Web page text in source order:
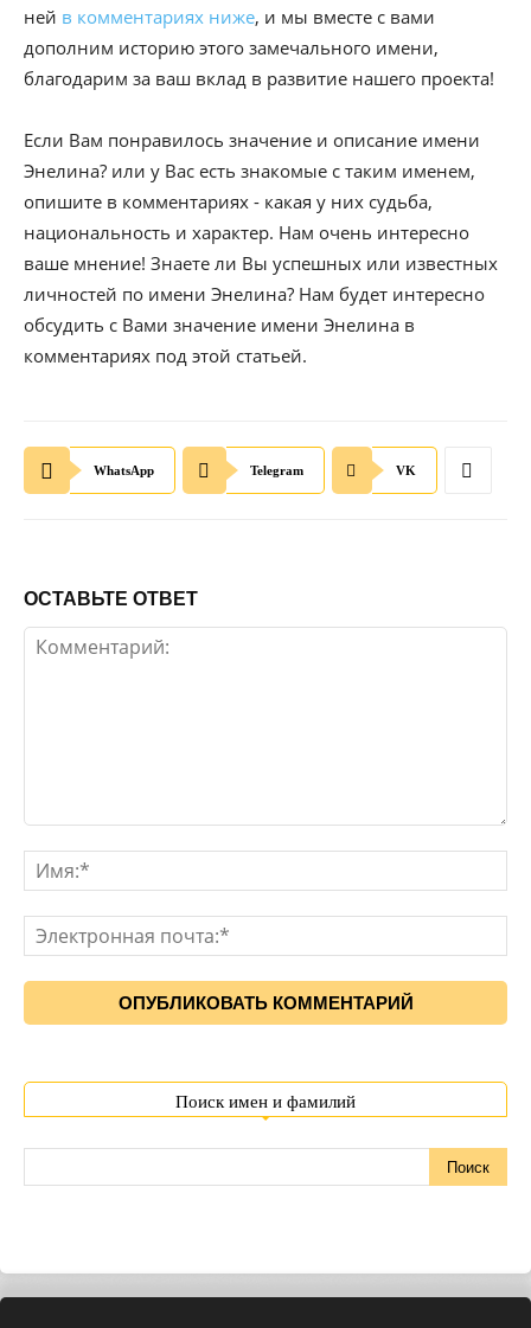
ней в комментариях ниже, и мы вместе с вами
дополним историю этого замечального имени,
благодарим за ваш вклад в развитие нашего проекта!
Если Вам понравилось значение и описание имени
Энелина? или у Вас есть знакомые с таким именем,
опишите в комментариях - какая у них судьба,
национальность и характер. Нам очень интересно
ваше мнение! Знаете ли Вы успешных или известных
личностей по имени Энелина? Нам будет интересно
обсудить с Вами значение имени Энелина в
комментариях под этой статьей.
WhatsApp Telegram VK
ОСТАВЬТЕ ОТВЕТ
Поиск имен и фамилий